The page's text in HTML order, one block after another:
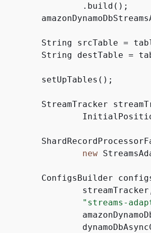
                .build();
String srcTable =
String destTable =
        setUpTables();
StreamTracker
new
ConfigsBuilder
"streams-